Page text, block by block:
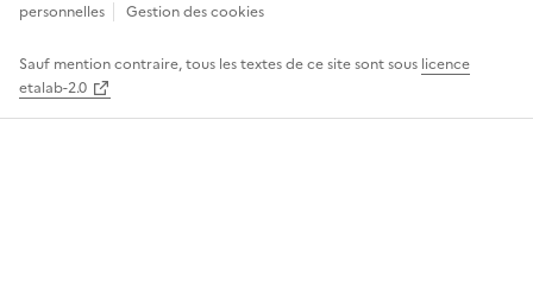
personnelles
Gestion des cookies
Sauf mention contraire, tous les textes de ce site sont sous licence
etalab-2.0